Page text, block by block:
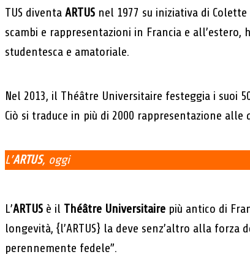
TUS diventa ARTUS nel 1977 su iniziativa di
scambi e rappresentazioni in Francia e all’estero,
studentesca e amatoriale.
Nel 2013, il Théâtre Universitaire festeggia i suoi
Ciò si traduce in più di 2000 rappresentazione
L’ARTUS, oggi
L’ARTUS è il Théâtre Universitaire più antico di
longevità, {l’ARTUS} la deve senz’altro alla forza
perennemente fedele”.